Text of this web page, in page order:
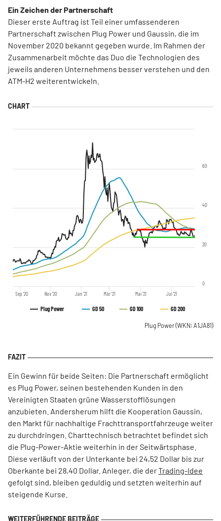
Ein Zeichen der Partnerschaft
Dieser erste Auftrag ist Teil einer umfassenderen
Partnerschaft zwischen Plug Power und Gaussin, die im
November 2020 bekannt gegeben wurde. Im Rahmen der
Zusammenarbeit möchte das Duo die Technologien des
jeweils anderen Unternehmens besser verstehen und den
ATM-H2 weiterentwickeln.
Plug Power GD 50 GD 100 GD 200
Sep '20 Nov '20 Jan '21 Mär '21 Mai '21 Jul '21
0
20
40
60
Plug Power(WKN: A1JA81)
Ein Gewinn für beide Seiten: Die Partnerschaft ermöglicht
es Plug Power, seinen bestehenden Kunden in den
Vereinigten Staaten grüne Wasserstofflösungen
anzubieten. Andersherum hilft die Kooperation Gaussin,
den Markt für nachhaltige Frachttransportfahrzeuge weiter
zu durchdringen. Charttechnisch betrachtet befindet sich
die Plug-Power-Aktie weiterhin in der Seitwärtsphase.
Diese verläuft von der Unterkante bei 24,52 Dollar bis zur
Oberkante bei 28,40 Dollar. Anleger, die derTrading-Idee
gefolgt sind, bleiben geduldig und setzten weiterhin auf
steigende Kurse.